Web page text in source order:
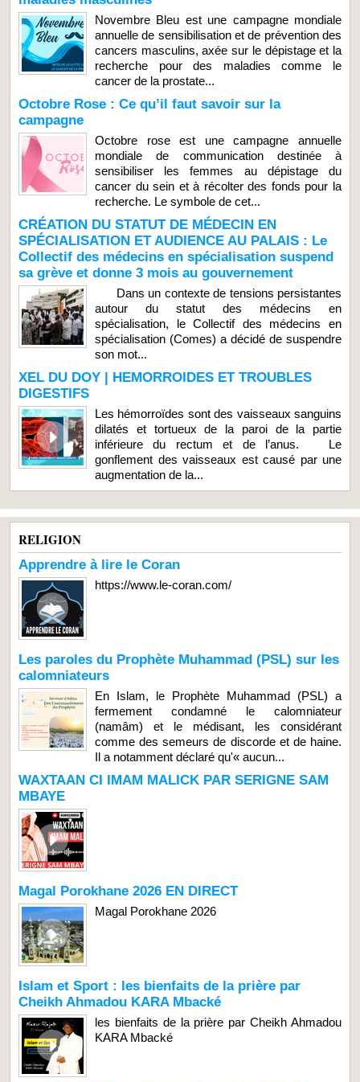
Novembre Bleu est une campagne mondiale
annuelle de sensibilisation et de prévention des
cancers masculins, axée sur le dépistage et la
recherche pour des maladies comme le
cancer de la prostate...
Octobre Rose : Ce qu’il faut savoir sur la
campagne
Octobre rose est une campagne annuelle
mondiale de communication destinée à
sensibiliser les femmes au dépistage du
cancer du sein et à récolter des fonds pour la
recherche. Le symbole de cet...
CRÉATION DU STATUT DE MÉDECIN EN
SPÉCIALISATION ET AUDIENCE AU PALAIS : Le
Collectif des médecins en spécialisation suspend
sa grève et donne 3 mois au gouvernement
Dans un contexte de tensions persistantes
autour du statut des médecins en
spécialisation, le Collectif des médecins en
spécialisation (Comes) a décidé de suspendre
son mot...
XEL DU DOY | HEMORROIDES ET TROUBLES
DIGESTIFS
Les hémorroïdes sont des vaisseaux sanguins
dilatés et tortueux de la paroi de la partie
inférieure du rectum et de l’anus. Le
gonflement des vaisseaux est causé par une
augmentation de la...
RELIGION
Apprendre à lire le Coran
https://www.le-coran.com/
Les paroles du Prophète Muhammad (PSL) sur les
calomniateurs
En Islam, le Prophète Muhammad (PSL) a
fermement condamné le calomniateur
(namâm) et le médisant, les considérant
comme des semeurs de discorde et de haine.
Il a notamment déclaré qu'« aucun...
WAXTAAN CI IMAM MALICK PAR SERIGNE SAM
MBAYE
Magal Porokhane 2026 EN DIRECT
Magal Porokhane 2026
Islam et Sport : les bienfaits de la prière par
Cheikh Ahmadou KARA Mbacké
les bienfaits de la prière par Cheikh Ahmadou
KARA Mbacké